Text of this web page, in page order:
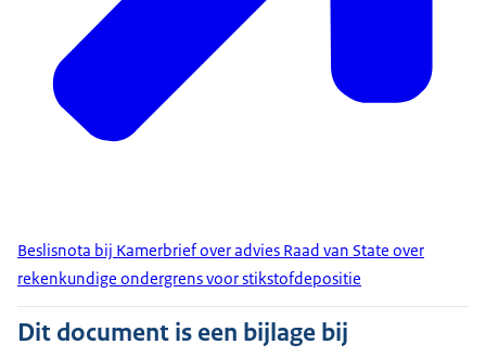
Beslisnota bij Kamerbrief over advies Raad van State over
rekenkundige ondergrens voor stikstofdepositie
Dit document is een bijlage bij